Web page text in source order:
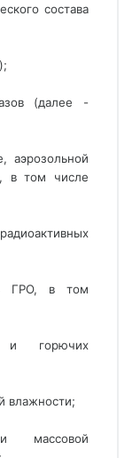
состава
(далее -
аэрозольной
в том числе
ГРО, в том
и горючих
влажности;
массовой